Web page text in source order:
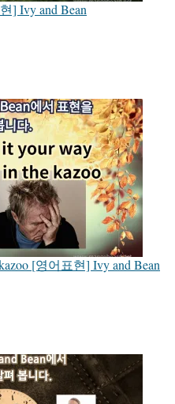
] Ivy and Bean
[영어표현] Ivy and Bean